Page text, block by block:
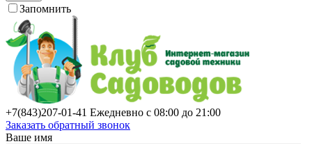
Запомнить
+7(843)207-01-41 Ежедневно с 08:00 до 21:00
Заказать обратный звонок
Ваше имя